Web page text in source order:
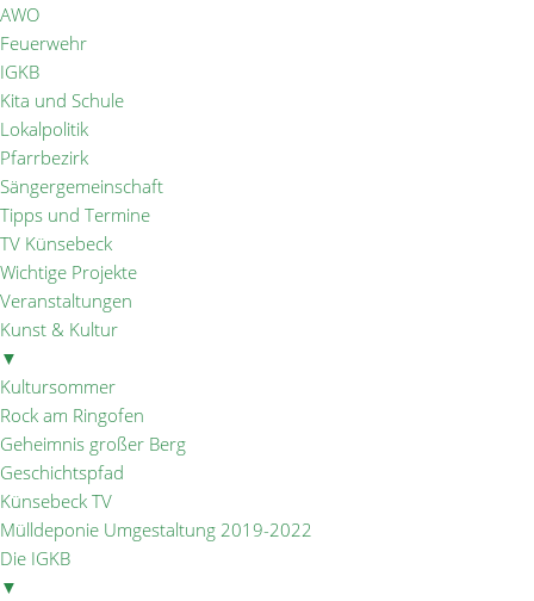
AWO
Feuerwehr
IGKB
Kita und Schule
Lokalpolitik
Pfarrbezirk
Sängergemeinschaft
Tipps und Termine
TV Künsebeck
Wichtige Projekte
Veranstaltungen
Kunst & Kultur
▼
Kultursommer
Rock am Ringofen
Geheimnis großer Berg
Geschichtspfad
Künsebeck TV
Mülldeponie Umgestaltung 2019-2022
Die IGKB
▼